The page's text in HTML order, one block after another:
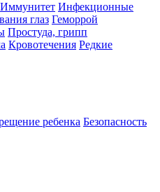
Иммунитет Инфекционные
глаз Геморрой
Простуда, грипп
Кровотечения Редкие
ребенка Безопасность